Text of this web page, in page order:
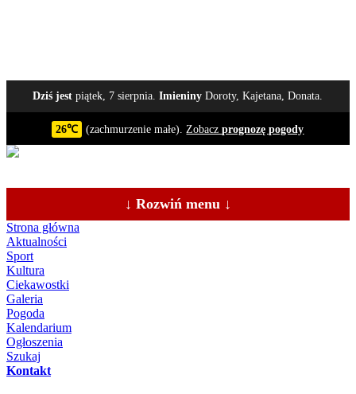
Dziś jest piątek, 7 sierpnia.Imieniny Doroty, Kajetana, Donata.
26℃ (zachmurzenie małe).Zobaczprognozę pogody
↓ Rozwiń menu ↓
Strona główna
Aktualności
Sport
Kultura
Ciekawostki
Galeria
Pogoda
Kalendarium
Ogłoszenia
Szukaj
Kontakt